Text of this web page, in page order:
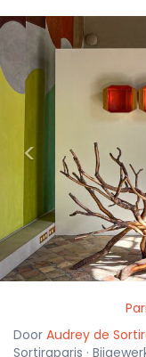
<
Door Audrey de
Sortiraparis ·